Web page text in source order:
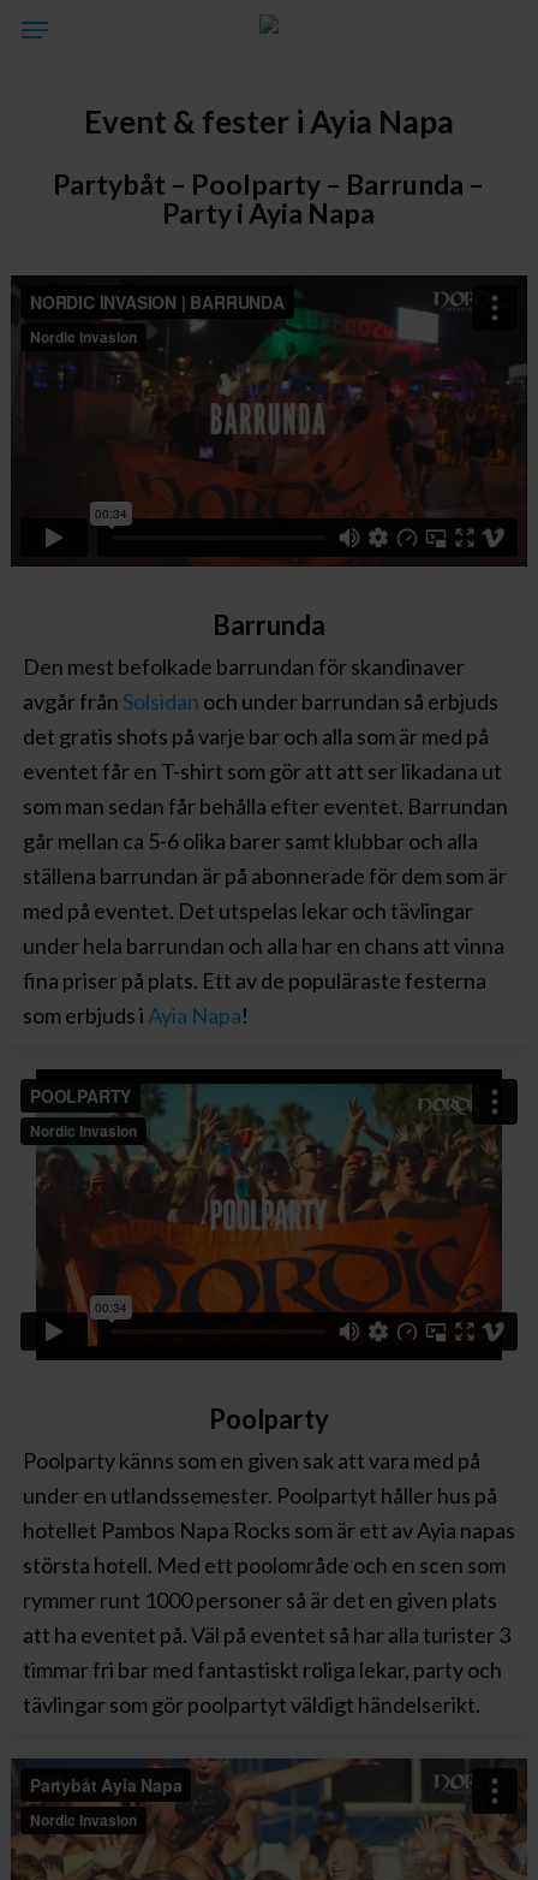
SkipMenu
Event & fester i Ayia Napa
Partybåt – Poolparty – Barrunda –
Party i Ayia Napa
Barrunda
Den mest befolkade barrundan för skandinaver
avgår från Solsidan och under barrundan så erbjuds
det gratis shots på varje bar och alla som är med på
eventet får en T-shirt som gör att att ser likadana ut
som man sedan får behålla efter eventet. Barrundan
går mellan ca 5-6 olika barer samt klubbar och alla
ställena barrundan är på abonnerade för dem som är
med på eventet. Det utspelas lekar och tävlingar
under hela barrundan och alla har en chans att vinna
fina priser på plats. Ett av de populäraste festerna
som erbjuds i Ayia Napa!
Poolparty
Poolparty känns som en given sak att vara med på
under en utlandssemester. Poolpartyt håller hus på
hotellet Pambos Napa Rocks som är ett av Ayia napas
största hotell. Med ett poolområde och en scen som
rymmer runt 1000 personer så är det en given plats
att ha eventet på. Väl på eventet så har alla turister 3
timmar fri bar med fantastiskt roliga lekar, party och
tävlingar som gör poolpartyt väldigt händelserikt.